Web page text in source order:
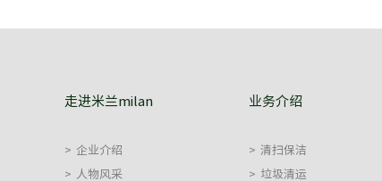
走进米兰milan
> 企业介绍
> 人物风采
业务介绍
> 清扫保洁
> 垃圾清运